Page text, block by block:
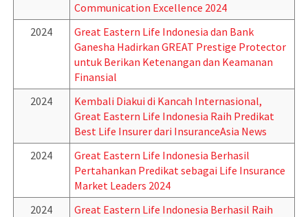
Communication Excellence 2024
2024
Great Eastern Life Indonesia dan Bank
Ganesha Hadirkan GREAT Prestige Protector
untuk Berikan Ketenangan dan Keamanan
Finansial
2024
Kembali Diakui di Kancah Internasional,
Great Eastern Life Indonesia Raih Predikat
Best Life Insurer dari InsuranceAsia News
2024
Great Eastern Life Indonesia Berhasil
Pertahankan Predikat sebagai Life Insurance
Market Leaders 2024
2024
Great Eastern Life Indonesia Berhasil Raih